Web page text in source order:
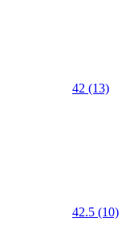
42 (13)
42.5 (10)